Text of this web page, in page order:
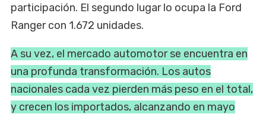
participación. El segundo lugar lo ocupa la Ford
Ranger con 1.672 unidades.
A su vez, el mercado automotor se encuentra en
una profunda transformación. Los autos
nacionales cada vez pierden más peso en el total,
y crecen los importados, alcanzando en mayo